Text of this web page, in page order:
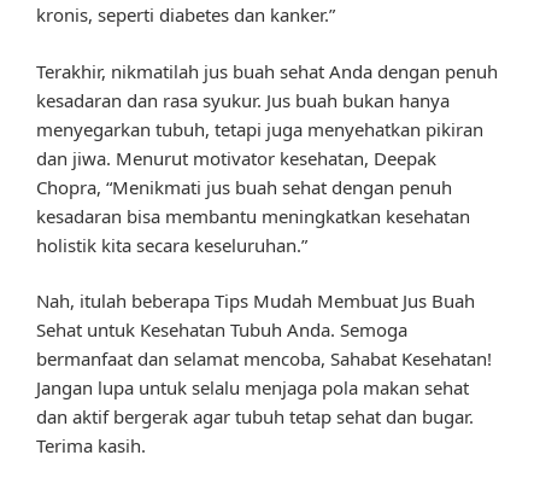
kronis, seperti diabetes dan kanker.”
Terakhir, nikmatilah jus buah sehat Anda dengan penuh
kesadaran dan rasa syukur. Jus buah bukan hanya
menyegarkan tubuh, tetapi juga menyehatkan pikiran
dan jiwa. Menurut motivator kesehatan, Deepak
Chopra, “Menikmati jus buah sehat dengan penuh
kesadaran bisa membantu meningkatkan kesehatan
holistik kita secara keseluruhan.”
Nah, itulah beberapa Tips Mudah Membuat Jus Buah
Sehat untuk Kesehatan Tubuh Anda. Semoga
bermanfaat dan selamat mencoba, Sahabat Kesehatan!
Jangan lupa untuk selalu menjaga pola makan sehat
dan aktif bergerak agar tubuh tetap sehat dan bugar.
Terima kasih.